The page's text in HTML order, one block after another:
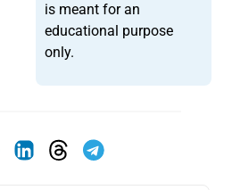
is meant for an
educational purpose
only.